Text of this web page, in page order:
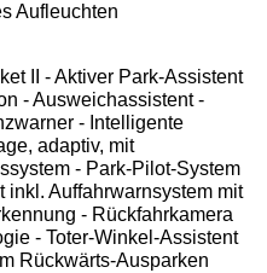
Aufleuchten
II - Aktiver Park-Assistent
- Ausweichassistent -
- Intelligente
adaptiv, mit
- Park-Pilot-System
Auffahrwarnsystem mit
- Rückfahrkamera
- Toter-Winkel-Assistent
Rückwärts-Ausparken